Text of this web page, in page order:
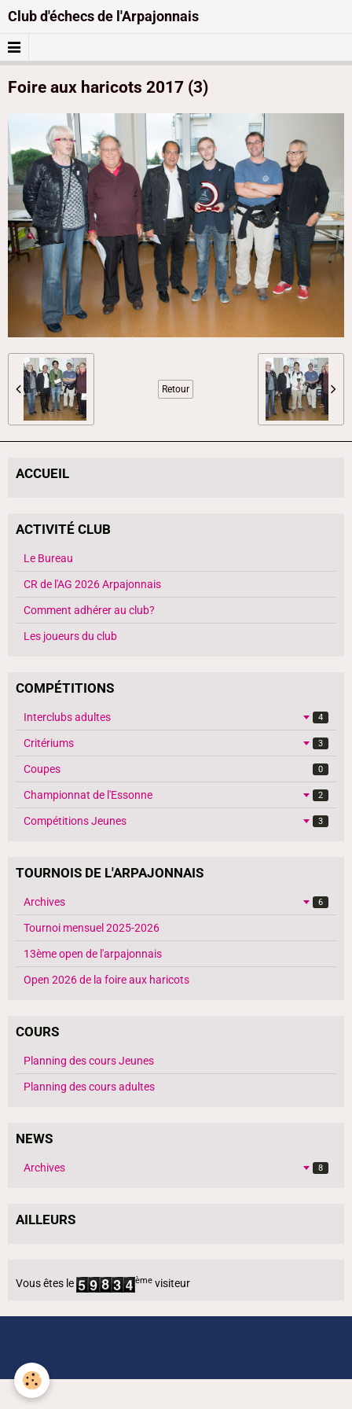
Club d'échecs de l'Arpajonnais
Foire aux haricots 2017 (3)
Retour
ACCUEIL
ACTIVITÉ CLUB
Le Bureau
CR de l'AG 2026 Arpajonnais
Comment adhérer au club?
Les joueurs du club
COMPÉTITIONS
Interclubs adultes 4
Critériums 3
Coupes 0
Championnat de l'Essonne 2
Compétitions Jeunes 3
TOURNOIS DE L'ARPAJONNAIS
Archives 6
Tournoi mensuel 2025-2026
13ème open de l'arpajonnais
Open 2026 de la foire aux haricots
COURS
Planning des cours Jeunes
Planning des cours adultes
NEWS
Archives 8
AILLEURS
Vous êtes le ème visiteur